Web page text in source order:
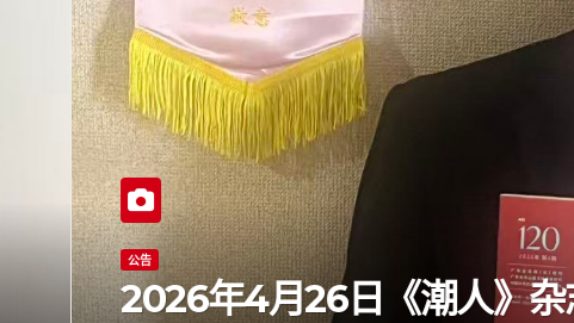
26日《潮人》杂志顺利抵达日本